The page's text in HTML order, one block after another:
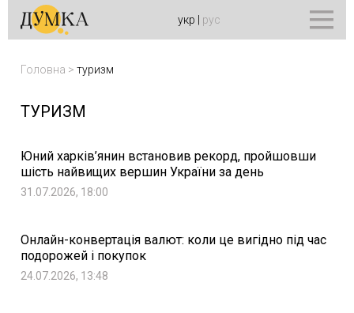
укр рус
Головна > туризм
ТУРИЗМ
Юний харків’янин встановив рекорд, пройшовши
шість найвищих вершин України за день
31.07.2026, 18:00
Онлайн-конвертація валют: коли це вигідно під час
подорожей і покупок
24.07.2026, 13:48